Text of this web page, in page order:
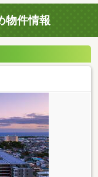
物件情報